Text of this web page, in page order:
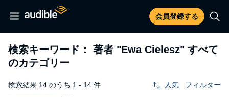
会員登録する
検索キーワード： 著者 "Ewa Cielesz" すべて
のカテゴリー
検索結果 14 のうち 1 - 14 件 人気 フィルター